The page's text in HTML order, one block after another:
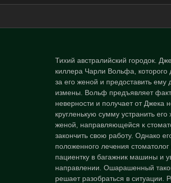
Тихий австралийский городок.
киллера Чарли Вольфа, которого
за его женой и предоставить ему
измены. Вольф предъявляет
неверности и получает от Джека
кругленькую сумму устранить
женой, направляющейся к
закончить свою работу. Однако
положенного лечения
пациентку в багажник машины и
направлении. Ошарашенный
решает разобраться в ситуации.